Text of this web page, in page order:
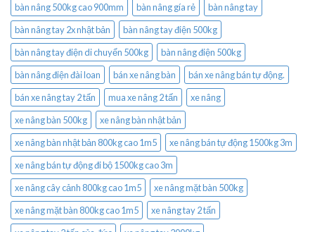
bàn nâng 500kg cao 900mm bàn nâng gía rẻ
bàn nâng tay
bàn nâng tay 2x nhật bản
bàn nâng tay điện 500kg
bàn nâng tay điện di chuyển 500kg
bàn nâng điện 500kg
bàn nâng điện đài loan
bán xe nâng bàn
bán xe nâng bán tự động.
bán xe nâng tay 2 tấn
mua xe nâng 2 tấn
xe nâng
xe nâng bàn 500kg
xe nâng bàn nhật bản
xe nâng bàn nhật bản 800kg cao 1m5
xe nâng bán tự động 1500kg 3m
xe nâng bán tự động đi bộ 1500kg cao 3m
xe nâng cây cảnh 800kg cao 1m5
xe nâng mặt bàn 500kg
xe nâng mặt bàn 800kg cao 1m5
xe nâng tay 2 tấn